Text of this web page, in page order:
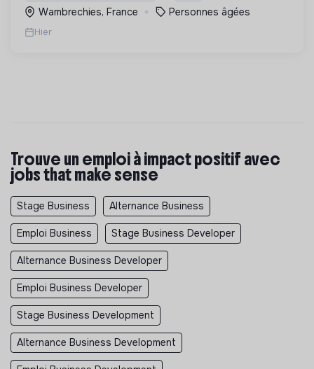
Wambrechies, France Personnes âgées
Hier
Trouve un emploi à impact positif avec
jobs that make sense
Stage Business Alternance Business
Emploi Business Stage Business Developer
Alternance Business Developer
Emploi Business Developer
Stage Business Development
Alternance Business Development